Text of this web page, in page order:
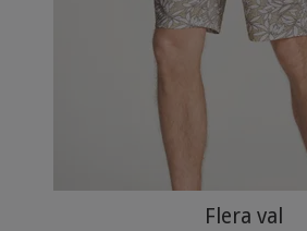
Flera val